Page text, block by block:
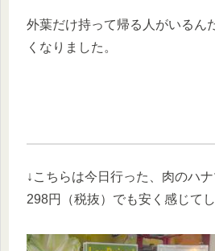
外葉だけ持って帰る人がいるん
くなりました。
↓こちらは今日行った、肉のハナ
298円（税抜）でも安く感じてし